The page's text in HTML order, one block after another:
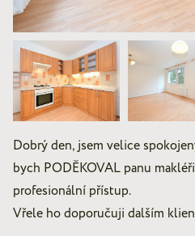
Dobrý den, jsem velice
bych PODĚKOVAL panu
profesionální přístup.
Vřele ho doporučuji dalším